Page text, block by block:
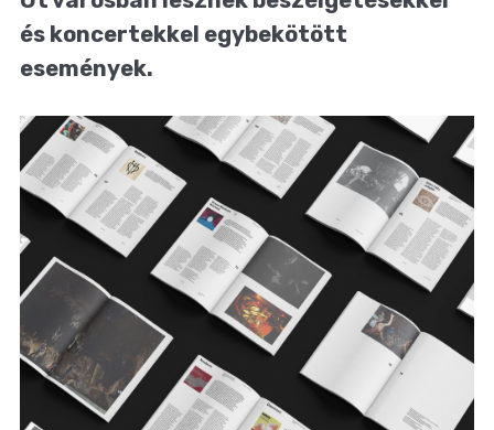
és koncertekkel egybekötött
események.